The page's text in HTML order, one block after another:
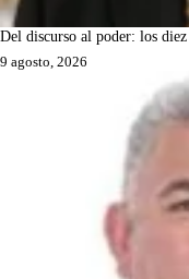
Del discurso al poder: los
9 agosto, 2026